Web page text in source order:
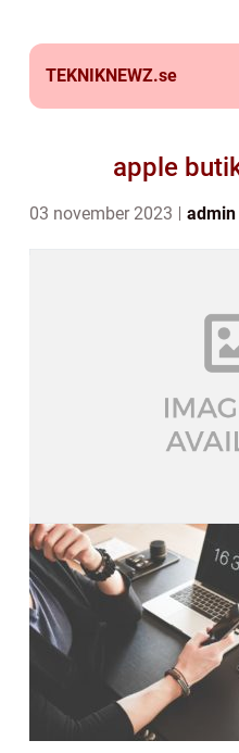
TEKNIKNEWZ.se
apple
03 november 2023 admin